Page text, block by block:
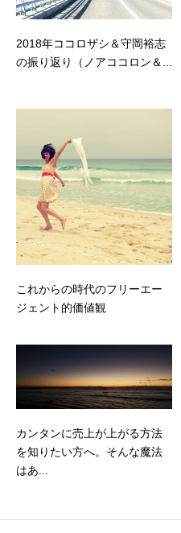
2018年ココロザシ＆守岡裕志
の振り返り（ノアココロン＆...
これからの時代のフリーエー
ジェント的価値観
カンタンに売上が上がる方法
を知りたい方へ。そんな魔法
はあ...